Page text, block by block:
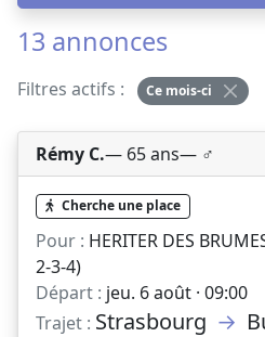
13 annonces
Filtres actifs : Ce mois-ci
Rémy C.— 65 ans— ♂️
Cherche une place
Pour : HERITER DES
2-3-4)
Départ : jeu. 6 août · 09:00
Trajet : Strasbourg →